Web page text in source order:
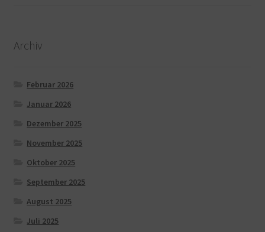
Archiv
Februar 2026
Januar 2026
Dezember 2025
November 2025
Oktober 2025
September 2025
August 2025
Juli 2025